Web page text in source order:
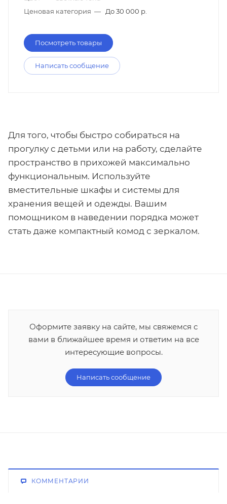
Ценовая категория — До 30 000 р.
Посмотреть товары
Написать сообщение
Для того, чтобы быстро собираться на
прогулку с детьми или на работу, сделайте
пространство в прихожей максимально
функциональным. Используйте
вместительные шкафы и системы для
хранения вещей и одежды. Вашим
помощником в наведении порядка может
стать даже компактный комод с зеркалом.
Оформите заявку на сайте, мы свяжемся с
вами в ближайшее время и ответим на все
интересующие вопросы.
Написать сообщение
КОММЕНТАРИИ